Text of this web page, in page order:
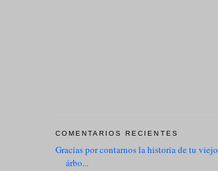
COMENTARIOS RECIENTES
Gracias por contarnos la historia de tu viejo
árbo...